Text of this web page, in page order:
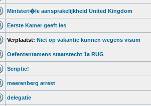
Ministeri�le aansprakelijkheid United Kingdom
Eerste Kamer geeft les
Verplaatst: Niet op vakantie kunnen wegens visum
Oefententamens staatsrecht 1a RUG
Scriptie!
meerenberg arrest
delegatie